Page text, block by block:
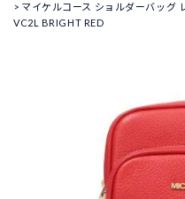
マイケルコース ショルダーバッグ
VC2L BRIGHT RED